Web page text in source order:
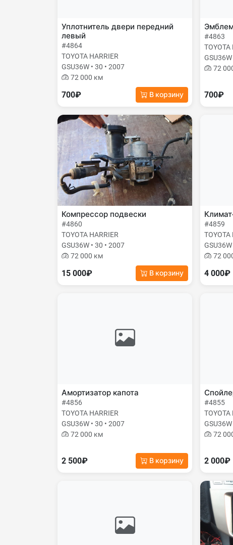
Уплотнитель двери передний
левый
#4864
TOYOTA HARRIER
GSU36W • 30 • 2007
72 000 км
700₽ В корзину
#4863
TOYOTA
72
700₽
Компрессор подвески
#4860
TOYOTA HARRIER
GSU36W • 30 • 2007
72 000 км
15 000₽ В корзину
#4859
TOYOTA
72
4 000₽
Амортизатор капота
#4856
TOYOTA HARRIER
GSU36W • 30 • 2007
72 000 км
2 500₽ В корзину
#4855
TOYOTA
72
2 000₽